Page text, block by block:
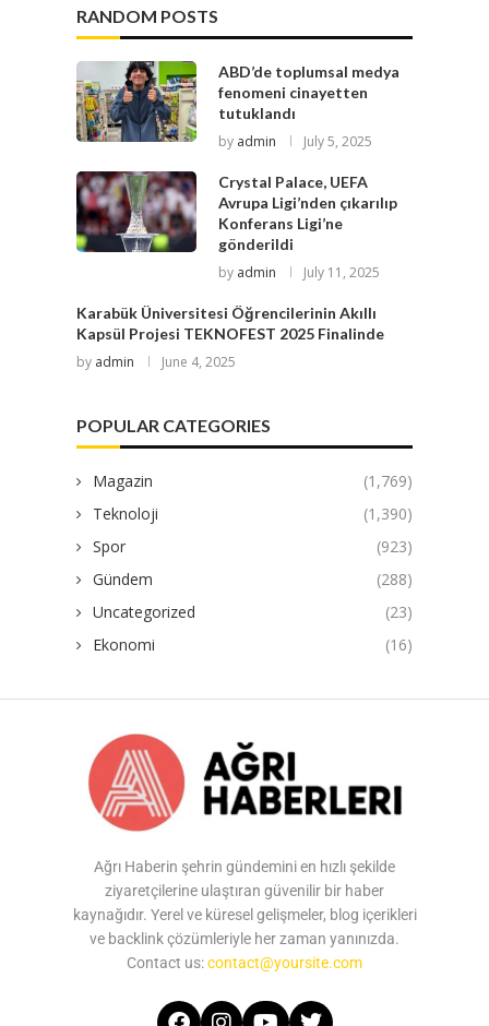
RANDOM POSTS
ABD’de toplumsal medya
fenomeni cinayetten
tutuklandı
by admin July 5, 2025
Crystal Palace, UEFA
Avrupa Ligi’nden çıkarılıp
Konferans Ligi’ne
gönderildi
by admin July 11, 2025
Karabük Üniversitesi Öğrencilerinin Akıllı
Kapsül Projesi TEKNOFEST 2025 Finalinde
by admin June 4, 2025
POPULAR CATEGORIES
Magazin
(1,769)
Teknoloji
(1,390)
Spor
(923)
Gündem
(288)
Uncategorized
(23)
Ekonomi
(16)
Ağrı Haberin şehrin gündemini en hızlı şekilde
ziyaretçilerine ulaştıran güvenilir bir haber
kaynağıdır. Yerel ve küresel gelişmeler, blog içerikleri
ve backlink çözümleriyle her zaman yanınızda.
Contact us:contact@yoursite.com